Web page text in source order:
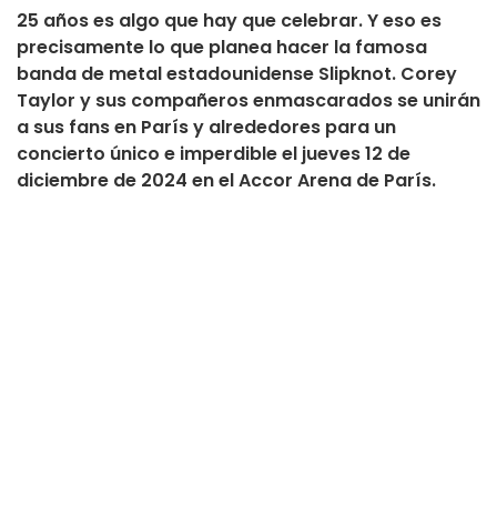
25 años es algo que hay que celebrar. Y eso es
precisamente lo que planea hacer la famosa
banda de metal estadounidense Slipknot. Corey
Taylor y sus compañeros enmascarados se unirán
a sus fans en París y alrededores para un
concierto único e imperdible el jueves 12 de
diciembre de 2024 en el Accor Arena de París.